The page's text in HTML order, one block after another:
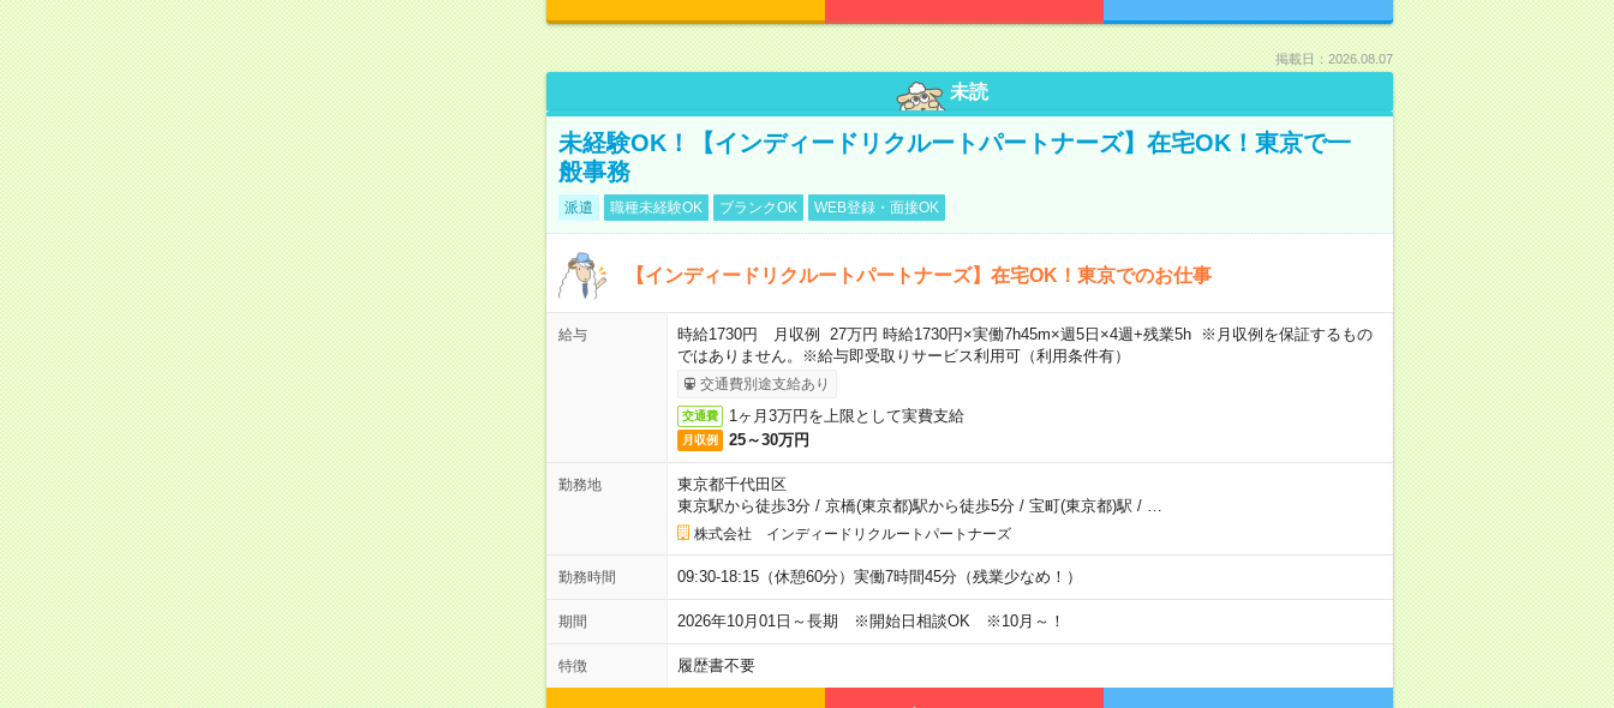
掲載日：2026.08.07
未読
未経験OK！【インディードリクルートパートナーズ】在宅OK！東京で一
般事務
派遣 職種未経験OK ブランクOK WEB登録・面接OK
【インディードリクルートパートナーズ】在宅OK！東京でのお仕事
給与
時給1730円 月収例 27万円 時給1730円×実働7h45m×週5日×4週+残業5h ※月収例を保証するもの
ではありません。※給与即受取りサービス利用可（利用条件有）
交通費別途支給あり
交通費 1ヶ月3万円を上限として実費支給
月収例 25～30万円
勤務地
東京都千代田区
東京駅から徒歩3分/ 京橋(東京都)駅から徒歩5分/ 宝町(東京都)駅 /
株式会社 インディードリクルートパートナーズ
勤務時間 09:30-18:15（休憩60分）実働7時間45分（残業少なめ！）
期間 2026年10月01日～長期 ※開始日相談OK ※10月～！
特徴 履歴書不要